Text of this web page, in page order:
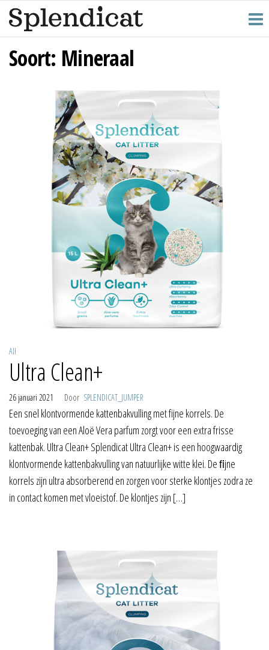
naar
de
inhoud
Soort: Mineraal
All
Ultra Clean+
26 januari 2021 Door SPLENDICAT_JUMPER
Een snel klontvormende kattenbakvulling met fijne korrels. De
toevoeging van een Aloë Vera parfum zorgt voor een extra frisse
kattenbak. Ultra Clean+ Splendicat Ultra Clean+ is een hoogwaardig
klontvormende kattenbakvulling van natuurlijke witte klei. De ﬁjne
korrels zijn ultra absorberend en zorgen voor sterke klontjes zodra ze
in contact komen met vloeistof. De klontjes zijn […]